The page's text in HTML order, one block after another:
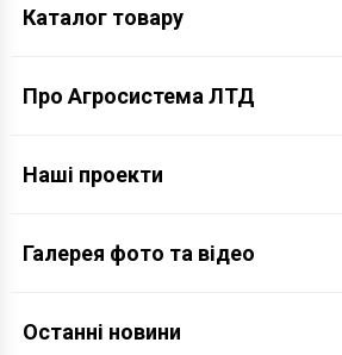
Каталог товару
Про Агросистема ЛТД
Наші проекти
Галерея фото та відео
Останні новини